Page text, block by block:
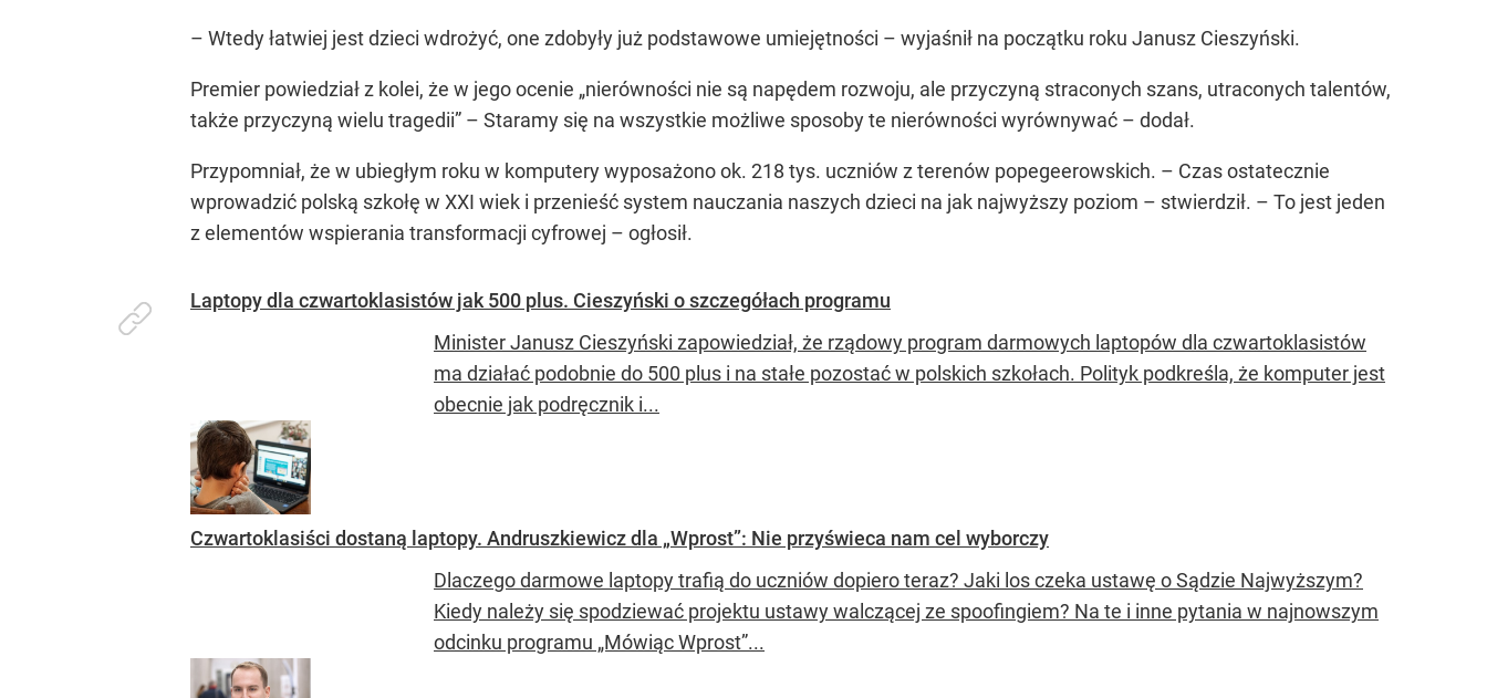
– Wtedy łatwiej jest dzieci wdrożyć, one zdobyły już podstawowe umiejętności – wyjaśnił na początku roku Janusz Cieszyński.
Premier powiedział z kolei, że w jego ocenie „nierówności nie są napędem rozwoju, ale przyczyną straconych szans, utraconych talentów,
także przyczyną wielu tragedii” – Staramy się na wszystkie możliwe sposoby te nierówności wyrównywać – dodał.
Przypomniał, że w ubiegłym roku w komputery wyposażono ok. 218 tys. uczniów z terenów popegeerowskich. – Czas ostatecznie
wprowadzić polską szkołę w XXI wiek i przenieść system nauczania naszych dzieci na jak najwyższy poziom – stwierdził. – To jest jeden
z elementów wspierania transformacji cyfrowej – ogłosił.
Laptopy dla czwartoklasistów jak 500 plus. Cieszyński o szczegółach programu
Minister Janusz Cieszyński zapowiedział, że rządowy program darmowych laptopów dla czwartoklasistów
ma działać podobnie do 500 plus i na stałe pozostać w polskich szkołach. Polityk podkreśla, że komputer jest
obecnie jak podręcznik i...
Czwartoklasiści dostaną laptopy. Andruszkiewicz dla „Wprost”: Nie przyświeca nam cel wyborczy
Dlaczego darmowe laptopy trafią do uczniów dopiero teraz? Jaki los czeka ustawę o Sądzie Najwyższym?
Kiedy należy się spodziewać projektu ustawy walczącej ze spoofingiem? Na te i inne pytania w najnowszym
odcinku programu „Mówiąc Wprost”...